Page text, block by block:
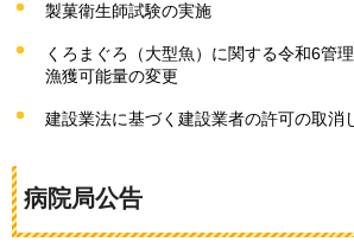
製菓衛生師試験の実施
くろまぐろ（大型魚）に関する令和6管
漁獲可能量の変更
建設業法に基づく建設業者の許可の取消
病院局公告